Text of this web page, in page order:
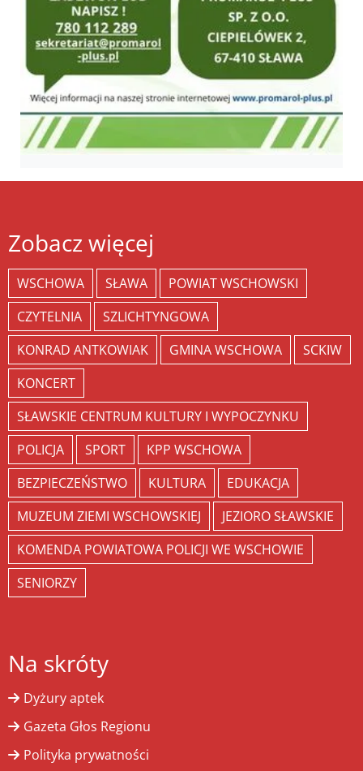
Zobacz więcej
WSCHOWA SŁAWA
POWIAT WSCHOWSKI
CZYTELNIA
SZLICHTYNGOWA
KONRAD ANTKOWIAK
GMINA WSCHOWA
SCKIW
KONCERT
SŁAWSKIE CENTRUM KULTURY I WYPOCZYNKU
POLICJA
SPORT
KPP WSCHOWA
BEZPIECZEŃSTWO
KULTURA
EDUKACJA
MUZEUM ZIEMI WSCHOWSKIEJ
JEZIORO SŁAWSKIE
KOMENDA POWIATOWA POLICJI WE WSCHOWIE
SENIORZY
Na skróty
Dyżury aptek
Gazeta Głos Regionu
Polityka prywatności